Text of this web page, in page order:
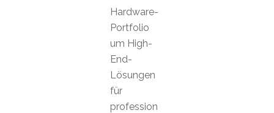
Hardware-
Portfolio
um High-
End-
Lösungen
für
profession